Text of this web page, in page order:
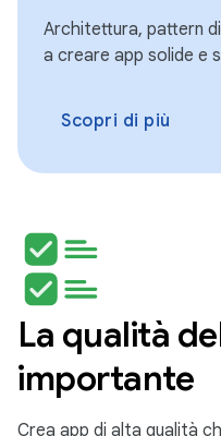
Architettura, pattern
a creare app solide e
Scopri di più
La qualità
importante
Crea app di alta qualità